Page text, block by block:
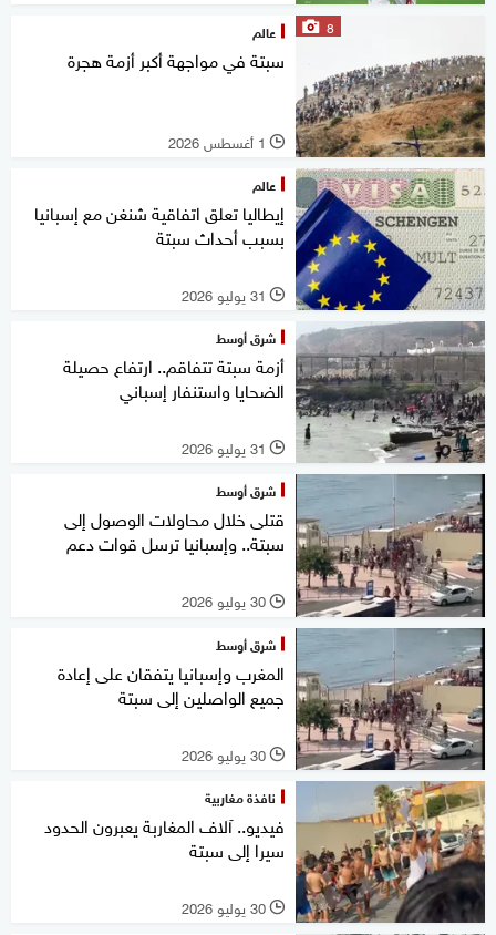
8 عالم
سبتة في مواجهة أكبر أزمة هجرة
l 1 أغسطس 2026
عالم
إيطاليا تعلق اتفاقية شنغن مع إسبانيا
بسبب أحداث سبتة
l 31 يوليو 2026
شرق أوسط
أزمة سبتة تتفاقم.. ارتفاع حصيلة
الضحايا واستنفار إسباني
l 31 يوليو 2026
شرق أوسط
قتلى خلال محاولات الوصول إلى
سبتة.. وإسبانيا ترسل قوات دعم
l 30 يوليو 2026
شرق أوسط
المغرب وإسبانيا يتفقان على إعادة
جميع الواصلين إلى سبتة
l 30 يوليو 2026
نافذة مغاربية
فيديو.. آلاف المغاربة يعبرون الحدود
سيرا إلى سبتة
l 30 يوليو 2026